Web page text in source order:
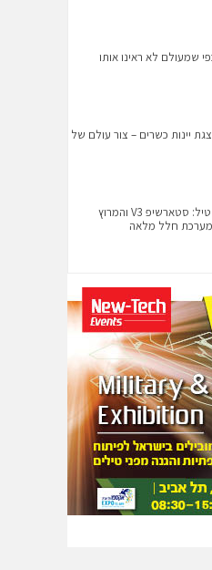
שמעולם לא ראינו אותו
יינות כשרים – צור עולם של
לא עוד טיל: סטארשיפ V3 והמרוץ
מערכת חלל מלאה